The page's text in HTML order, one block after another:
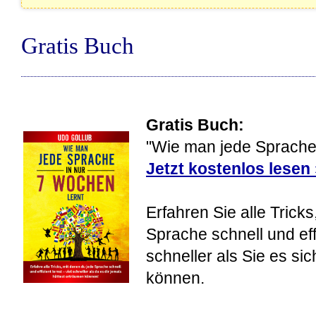
Gratis Buch
Gratis Buch:
"Wie man jede
Jetzt kostenlos lesen
Erfahren Sie alle
Sprache schnell und
schneller als Sie es
können.